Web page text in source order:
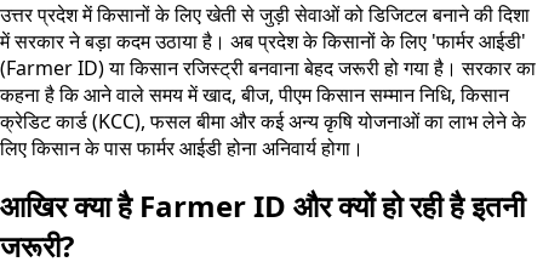
उत्तर प्रदेश में किसानों के लिए खेती से जुड़ी सेवाओं को डिजिटल बनाने की दिशा
में सरकार ने बड़ा कदम उठाया है। अब प्रदेश के किसानों के लिए 'फार्मर आईडी'
(Farmer ID) या किसान रजिस्ट्री बनवाना बेहद जरूरी हो गया है। सरकार का
कहना है कि आने वाले समय में खाद, बीज, पीएम किसान सम्मान निधि, किसान
क्रेडिट कार्ड (KCC), फसल बीमा और कई अन्य कृषि योजनाओं का लाभ लेने के
लिए किसान के पास फार्मर आईडी होना अनिवार्य होगा।
आखिर क्या है Farmer ID और क्यों हो रही है इतनी
जरूरी?